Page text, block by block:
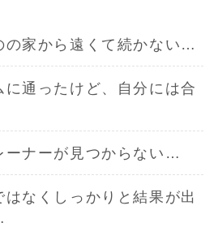
の家から遠くて続かない…
に通ったけど、自分には合
ーナーが見つからない…
はなくしっかりと結果が出